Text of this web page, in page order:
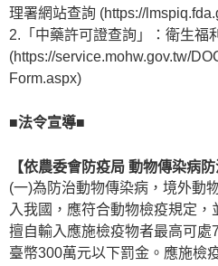
理署網站查詢 (https://
2.「中藥許可證查詢」：衛生福
(https://service.mohw.gov.tw/
Form.aspx)
■法令宣導■
【依農委會防疫局 動物傳染病防
(一)為防治動物傳染病，境外動
入我國，應符合動物檢疫規定，
擅自輸入應施檢疫物者最高可
臺幣300萬元以下罰金。應施檢